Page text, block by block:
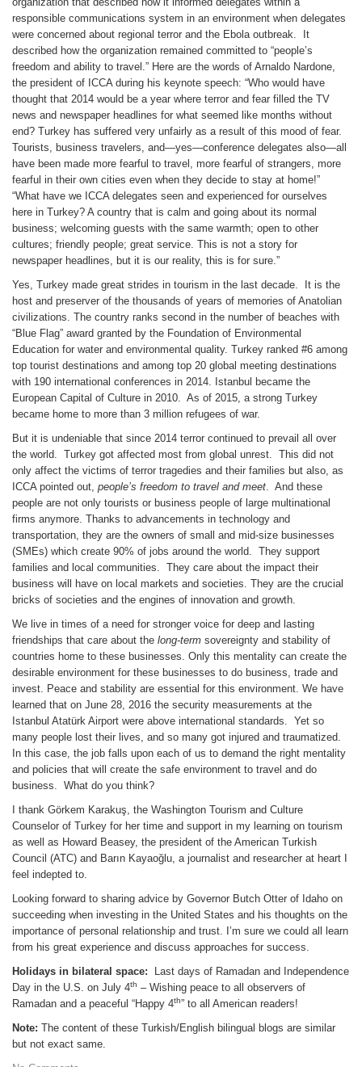
responsible communications system in an environment when delegates
were concerned about regional terror and the Ebola outbreak. It
described how the organization remained committed to “people’s
freedom and ability to travel.” Here are the words of Arnaldo Nardone,
the president of ICCA during his keynote speech: “Who would have
thought that 2014 would be a year where terror and fear filled the TV
news and newspaper headlines for what seemed like months without
end? Turkey has suffered very unfairly as a result of this mood of fear.
Tourists, business travelers, and—yes—conference delegates also—all
have been made more fearful to travel, more fearful of strangers, more
fearful in their own cities even when they decide to stay at home!”
“What have we ICCA delegates seen and experienced for ourselves
here in Turkey? A country that is calm and going about its normal
business; welcoming guests with the same warmth; open to other
cultures; friendly people; great service. This is not a story for
newspaper headlines, but it is our reality, this is for sure.”
Yes, Turkey made great strides in tourism in the last decade. It is the
host and preserver of the thousands of years of memories of Anatolian
civilizations. The country ranks second in the number of beaches with
“Blue Flag” award granted by the Foundation of Environmental
Education for water and environmental quality. Turkey ranked #6 among
top tourist destinations and among top 20 global meeting destinations
with 190 international conferences in 2014. Istanbul became the
European Capital of Culture in 2010. As of 2015, a strong Turkey
became home to more than 3 million refugees of war.
But it is undeniable that since 2014 terror continued to prevail all over
the world. Turkey got affected most from global unrest. This did not
only affect the victims of terror tragedies and their families but also, as
ICCA pointed out, people’s freedom to travel and meet . And these
people are not only tourists or business people of large multinational
firms anymore. Thanks to advancements in technology and
transportation, they are the owners of small and mid-size businesses
(SMEs) which create 90% of jobs around the world. They support
families and local communities. They care about the impact their
business will have on local markets and societies. They are the crucial
bricks of societies and the engines of innovation and growth.
We live in times of a need for stronger voice for deep and lasting
friendships that care about the long-term sovereignty and stability of
countries home to these businesses. Only this mentality can create the
desirable environment for these businesses to do business, trade and
invest. Peace and stability are essential for this environment. We have
learned that on June 28, 2016 the security measurements at the
Istanbul Atatürk Airport were above international standards. Yet so
many people lost their lives, and so many got injured and traumatized.
In this case, the job falls upon each of us to demand the right mentality
and policies that will create the safe environment to travel and do
business. What do you think?
I thank Görkem Karakuş, the Washington Tourism and Culture
Counselor of Turkey for her time and support in my learning on tourism
as well as Howard Beasey, the president of the American Turkish
Council (ATC) and Barın Kayaoğlu, a journalist and researcher at heart I
feel indepted to.
Looking forward to sharing advice by Governor Butch Otter of Idaho on
succeeding when investing in the United States and his thoughts on the
importance of personal relationship and trust. I’m sure we could all learn
from his great experience and discuss approaches for success.
Holidays in bilateral space: Last days of Ramadan and Independence
Day in the U.S. on July 4th – Wishing peace to all observers of
Ramadan and a peaceful “Happy 4th” to all American readers!
Note: The content of these Turkish/English bilingual blogs are similar
but not exact same.